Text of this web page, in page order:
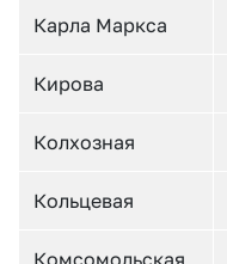
Карла Маркса
Кирова
Колхозная
Кольцевая
Комсомольская